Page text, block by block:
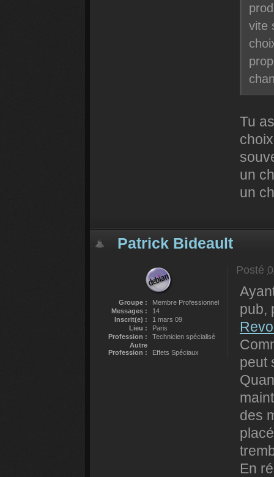
vite
Tu
un
un
Patrick Bideault
Groupe :
Membre Professionnel
Messages :
14
Inscrit(e) :
1 mars 09
Lieu :
Paris
Profession :
Technicien spécialisé
Autre
Profession :
Effets Spéciaux
Posté
pub,
peut
des
En